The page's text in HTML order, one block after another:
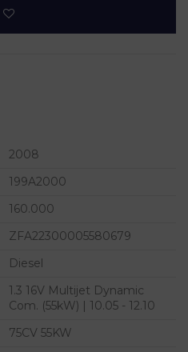
2008
199A2000
160.000
ZFA22300005580679
Diesel
1.3 16V Multijet Dynamic
Com. (55kW) | 10.05 - 12.10
75CV 55KW